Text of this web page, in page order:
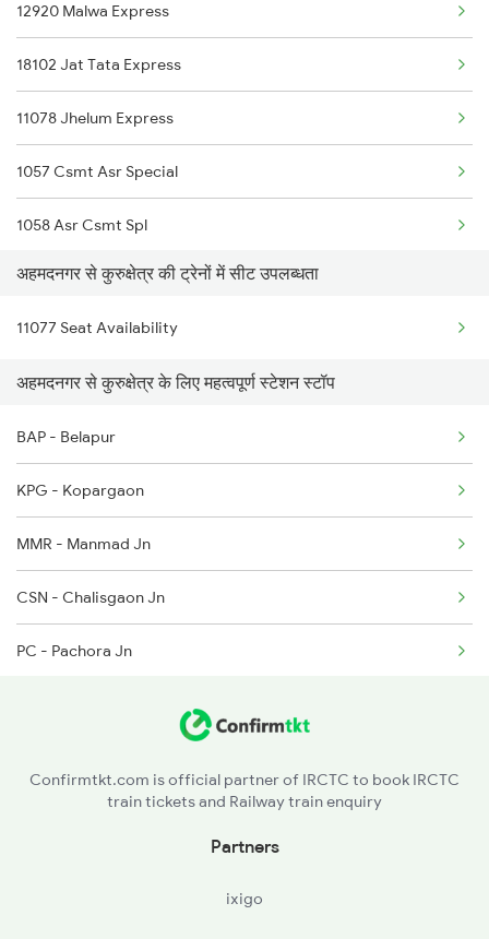
1439 Pune Ami Special
1440 Ami Pune Special
1251 Pune Kazipet Spl
1252 Kzj Pune Sf Spl
2035 Pune Ngp Sf Spl
2036 Ngp Pune Sf Spl
2047 Kop Nzm Sf Spl
12920 Malwa Express
18102 Jat Tata Express
11078 Jhelum Express
1057 Csmt Asr Special
1058 Asr Csmt Spl
1077 Pune Jat Spl
1078 Jhelum Covid
1841 Kurj Kkde Spl
1842 Kkde Kurj Spl
2005 Kalka Shtbdi Spl
2006 Kalka Shtbdi Spl
2011 Klk Shatbdi Spl
2012 Klk Shtbdi Spl
अहमदनगर से कुरुक्षेत्र की ट्रेनों में सीट उपलब्धता
11077 Seat Availability
अहमदनगर से कुरुक्षेत्र के लिए महत्वपूर्ण स्टेशन स्टॉप
BAP - Belapur
KPG - Kopargaon
MMR - Manmad Jn
CSN - Chalisgaon Jn
PC - Pachora Jn
BAU - Burhanpur
Confirmtkt.com is official partner of IRCTC to book IRCTC
train tickets and Railway train enquiry
Partners
ixigo